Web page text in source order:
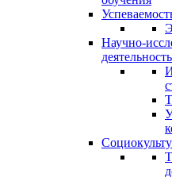
Научно-
деятельность